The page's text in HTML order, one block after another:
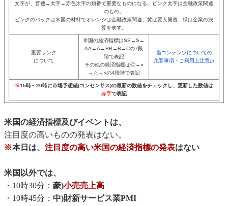
文字が、普通→太字→赤色太字の順番で重要なものになる。ピンク太字は金融政策関連
のもの。
ピンクのバックは米国の材料でオレンジは金融政策関連、黄は要人発言、緑は企業の決
算を表す。
重要ランク
について
米国の経済指標はSS→S→
AA→A→BB→B→Cの7段
階で表記
その他の経済指標は◎→○
→△→×の4段階で表記
当コンテンツについての
免罪事項・ご利用上注意点
※15時～20時に市場予想値(コンセンサス)の最新の数値をチェックし、更新した数値は
赤字で表記
米国の経済指標及びイベントは、
注目度の高いものの発表はない。
※本日は、 注目度の高い米国の経済指標の発表はない
米国以外では、
・10時30分： 豪)小売売上高
・10時45分： 中)財新サービス業PMI